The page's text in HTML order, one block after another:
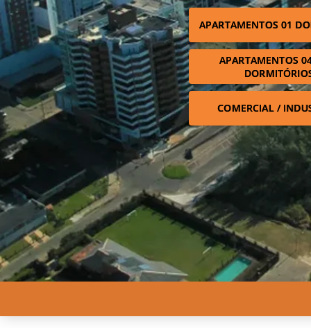
APARTAMENTOS 01
APARTAMENTOS
COMERCIAL /